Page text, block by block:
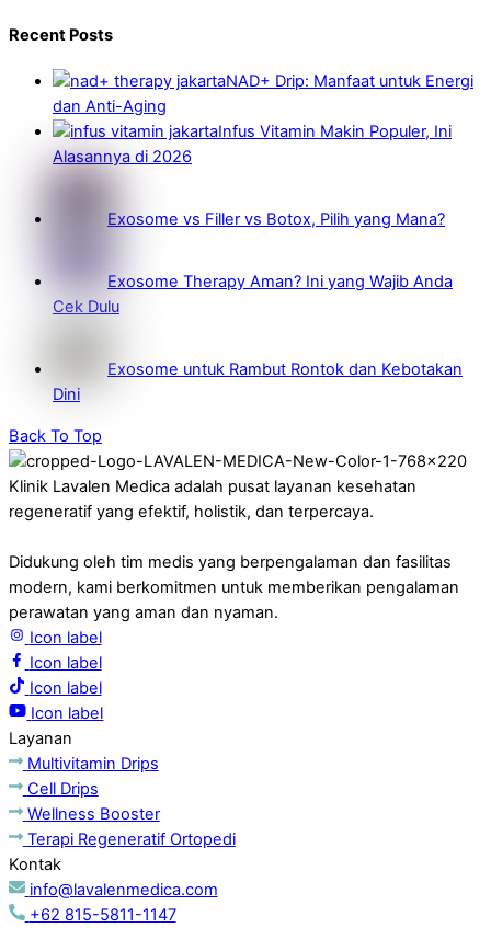
Recent Posts
NAD+ Drip: Manfaat untuk Energi
dan Anti-Aging
Infus Vitamin Makin Populer, Ini
Alasannya di 2026
Exosome vs Filler vs Botox, Pilih yang Mana?
Exosome Therapy Aman? Ini yang Wajib Anda
Cek Dulu
Exosome untuk Rambut Rontok dan Kebotakan
Dini
Back To Top
Klinik Lavalen Medica adalah pusat layanan kesehatan
regeneratif yang efektif, holistik, dan terpercaya.
Didukung oleh tim medis yang berpengalaman dan fasilitas
modern, kami berkomitmen untuk memberikan pengalaman
perawatan yang aman dan nyaman.
Icon label
Icon label
Icon label
Icon label
Layanan
Multivitamin Drips
Cell Drips
Wellness Booster
Terapi Regeneratif Ortopedi
Kontak
info@lavalenmedica.com
+62 815-5811-1147